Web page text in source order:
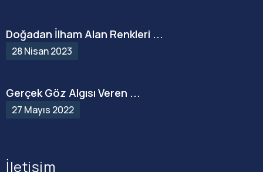
Doğadan İlham Alan Renkleri ...
28 Nisan 2023
Gerçek Göz Algısı Veren ...
27 Mayıs 2022
İletişim